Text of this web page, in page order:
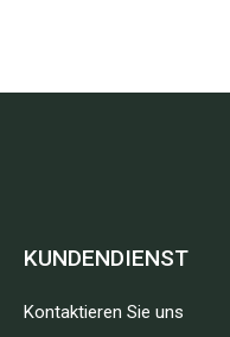
KUNDENDIENST
Kontaktieren Sie uns